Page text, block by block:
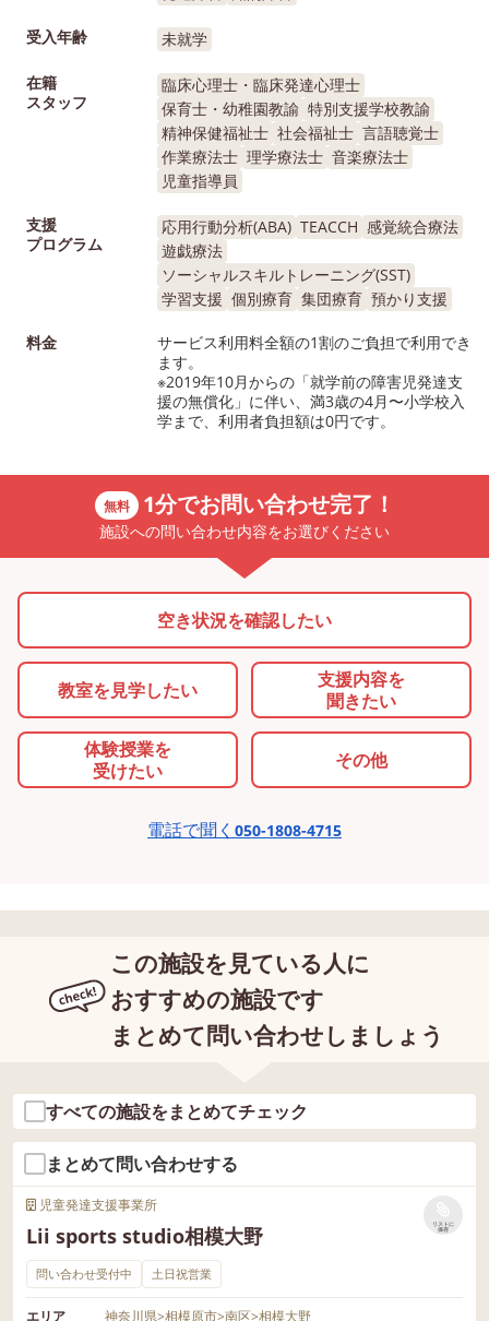
受入年齢 未就学
在籍
スタッフ
臨床心理士・臨床発達心理士
保育士・幼稚園教諭 特別支援学校教諭
精神保健福祉士 社会福祉士 言語聴覚士
作業療法士 理学療法士 音楽療法士
児童指導員
支援
プログラム
応用行動分析(ABA) TEACCH 感覚統合療法
遊戯療法
ソーシャルスキルトレーニング(SST)
学習支援 個別療育 集団療育 預かり支援
料金
サービス利用料全額の1割のご負担で利用でき
ます。
※2019年10月からの「就学前の障害児発達支
援の無償化」に伴い、満3歳の4月〜小学校入
学まで、利用者負担額は0円です。
無料 1分でお問い合わせ完了！
施設への問い合わせ内容をお選びください
空き状況を確認したい
教室を見学したい
支援内容を
聞きたい
体験授業を
受けたい
その他
電話で聞く 050-1808-4715
この施設を見ている人に
おすすめの施設です
まとめて問い合わせしましょう
すべての施設をまとめてチェック
まとめて問い合わせする
児童発達支援事業所
Lii sports studio相模大野
リストに
保存
問い合わせ受付中 土日祝営業
エリア 神奈川県>相模原市>南区>相模大野